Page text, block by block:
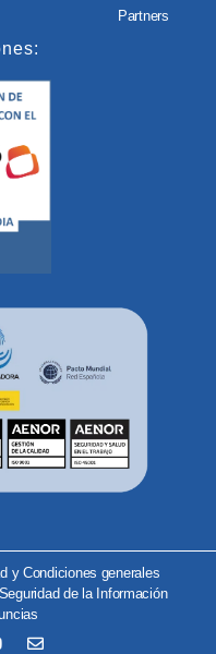
Partners
y Condiciones generales
de la Información